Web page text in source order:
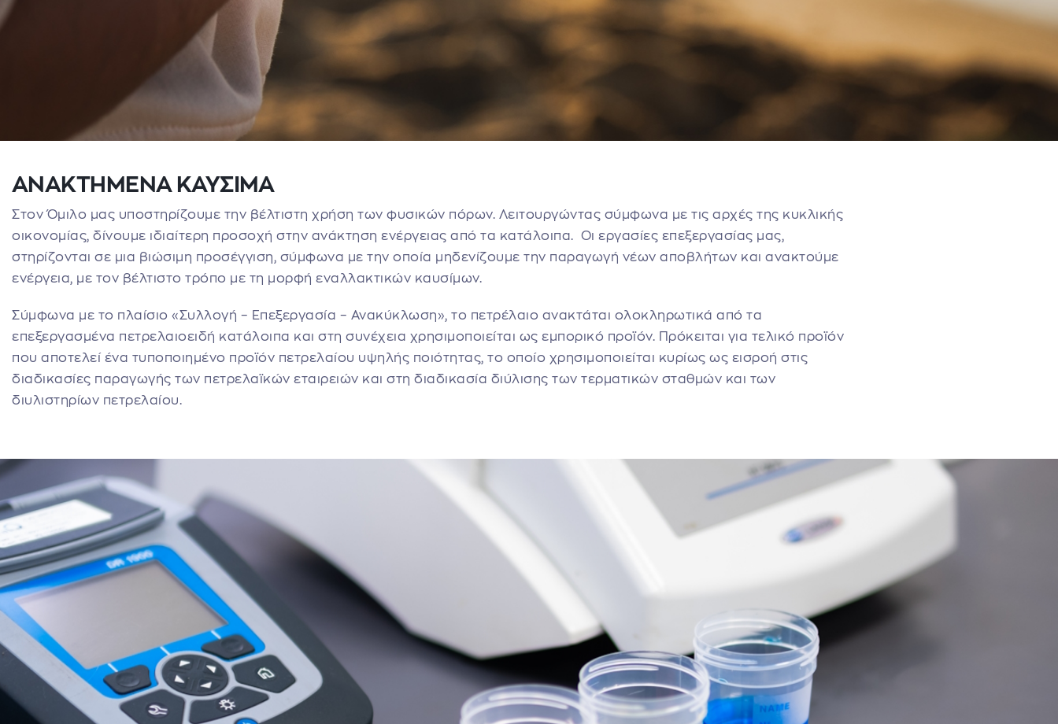
ΑΝΑΚΤΗΜΕΝΑ ΚΑΥΣΙΜΑ
Στον Όμιλο μας υποστηρίζουμε την βέλτιστη χρήση των φυσικών πόρων. Λειτουργώντας σύμφωνα με τις αρχές της κυκλικής
οικονομίας, δίνουμε ιδιαίτερη προσοχή στην ανάκτηση ενέργειας από τα κατάλοιπα. Οι εργασίες επεξεργασίας μας,
στηρίζονται σε μια βιώσιμη προσέγγιση, σύμφωνα με την οποία μηδενίζουμε την παραγωγή νέων αποβλήτων και ανακτούμε
ενέργεια, με τον βέλτιστο τρόπο με τη μορφή εναλλακτικών καυσίμων.
Σύμφωνα με το πλαίσιο «Συλλογή – Επεξεργασία – Ανακύκλωση», το πετρέλαιο ανακτάται ολοκληρωτικά από τα
επεξεργασμένα πετρελαιοειδή κατάλοιπα και στη συνέχεια χρησιμοποιείται ως εμπορικό προϊόν. Πρόκειται για τελικό προϊόν
που αποτελεί ένα τυποποιημένο προϊόν πετρελαίου υψηλής ποιότητας, το οποίο χρησιμοποιείται κυρίως ως εισροή στις
διαδικασίες παραγωγής των πετρελαϊκών εταιρειών και στη διαδικασία διύλισης των τερματικών σταθμών και των
διυλιστηρίων πετρελαίου.